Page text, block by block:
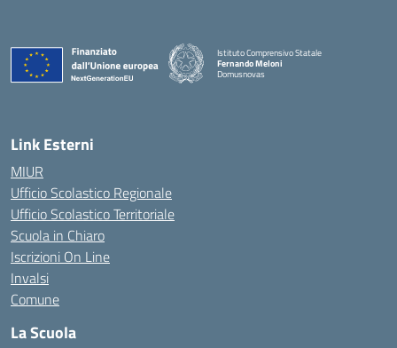
Istituto Comprensivo Statale
Fernando Meloni
Domusnovas
Link Esterni
MIUR
Ufficio Scolastico Regionale
Ufficio Scolastico Territoriale
Scuola in Chiaro
Iscrizioni On Line
Invalsi
Comune
La Scuola